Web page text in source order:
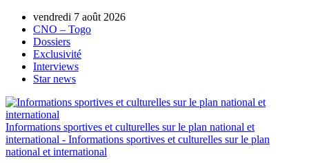
vendredi 7 août 2026
CNO – Togo
Dossiers
Exclusivité
Interviews
Star news
Informations sportives et culturelles sur le plan national et
international - Informations sportives et culturelles sur le plan
national et international
AUTORISATION DE LA HAAC N°0134/